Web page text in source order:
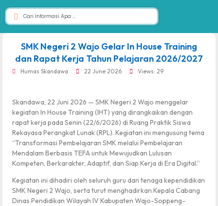
SMK Negeri 2 Wajo Gelar In House Training
dan Rapat Kerja Tahun Pelajaran 2026/2027
Humas Skandawa 22 June 2026 Views: 29
Skandawa, 22 Juni 2026 — SMK Negeri 2 Wajo menggelar
kegiatan In House Training (IHT) yang dirangkaikan dengan
rapat kerja pada Senin (22/6/2026) di Ruang Praktik Siswa
Rekayasa Perangkat Lunak (RPL). Kegiatan ini mengusung tema
“Transformasi Pembelajaran SMK melalui Pembelajaran
Mendalam Berbasis TEFA untuk Mewujudkan Lulusan
Kompeten, Berkarakter, Adaptif, dan Siap Kerja di Era Digital.”
Kegiatan ini dihadiri oleh seluruh guru dan tenaga kependidikan
SMK Negeri 2 Wajo, serta turut menghadirkan Kepala Cabang
Dinas Pendidikan Wilayah IV Kabupaten Wajo-Soppeng-